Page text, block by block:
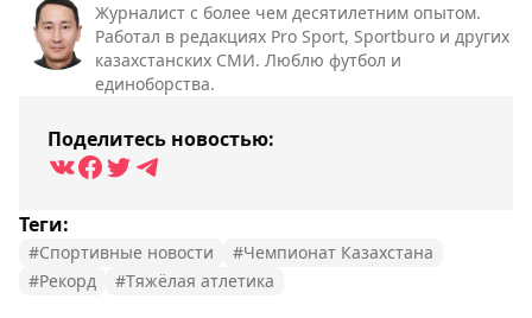
Журналист с более чем десятилетним опытом.
Работал в редакциях Pro Sport, Sportburo и других
казахстанских СМИ. Люблю футбол и
единоборства.
Поделитесь новостью:
Теги:
#Спортивные новости
#Чемпионат Казахстана
#Рекорд
#Тяжёлая атлетика